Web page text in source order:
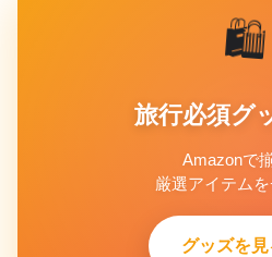
🛍️
旅行必須グ
Amazonで
厳選アイテム
グッズを